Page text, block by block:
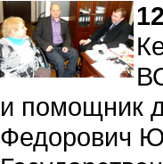
и помощник
Федорович